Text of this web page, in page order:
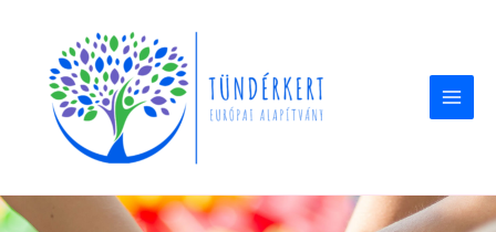
content